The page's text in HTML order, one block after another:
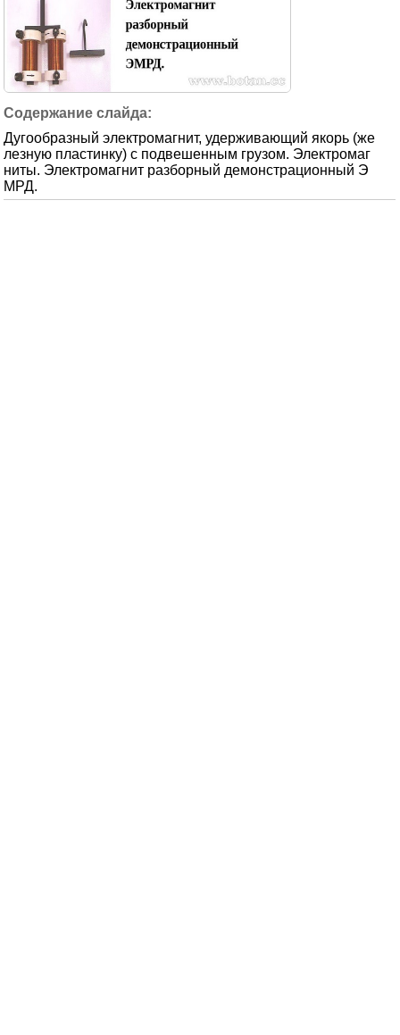
Дугообразный электромагнит, удерживающий якорь (же
лезную пластинку) с подвешенным грузом. Электромаг
ниты. Электромагнит разборный демонстрационный Э
МРД.